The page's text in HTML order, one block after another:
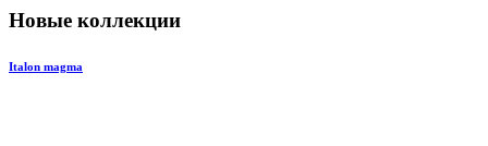
Новые коллекции
Italon magma